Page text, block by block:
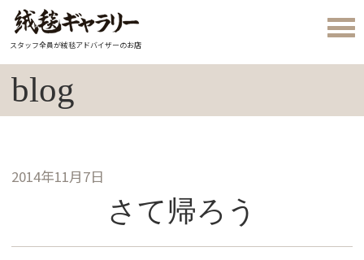
スタッフ全員が絨毯アドバイザーのお店
blog
2014年11月7日
さて帰ろう